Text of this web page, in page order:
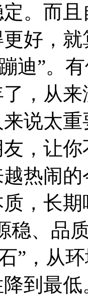
。而
好，
迪”。
，从
说太
，让
热闹
，长
、品
”，从
到最